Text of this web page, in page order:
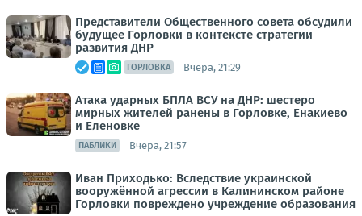
Представители Общественного совета обсудили
будущее Горловки в контексте стратегии
развития ДНР
ГОРЛОВКА Вчера, 21:29
Атака ударных БПЛА ВСУ на ДНР: шестеро
мирных жителей ранены в Горловке, Енакиево
и Еленовке
ПАБЛИКИ Вчера, 21:57
Иван Приходько: Вследствие украинской
вооружённой агрессии в Калининском районе
Горловки повреждено учреждение образования